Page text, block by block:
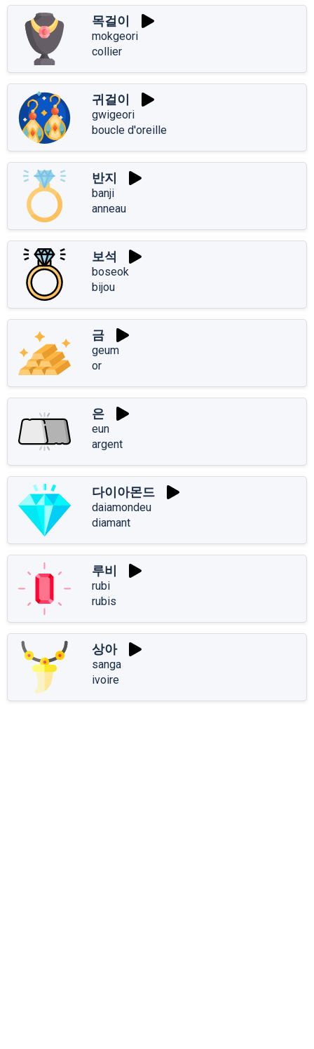
목걸이
mokgeori
collier
귀걸이
gwigeori
boucle d'oreille
반지
banji
anneau
보석
boseok
bijou
금
geum
or
은
eun
argent
다이아몬드
daiamondeu
diamant
루비
rubi
rubis
상아
sanga
ivoire